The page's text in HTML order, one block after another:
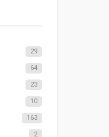
29
64
23
10
163
2